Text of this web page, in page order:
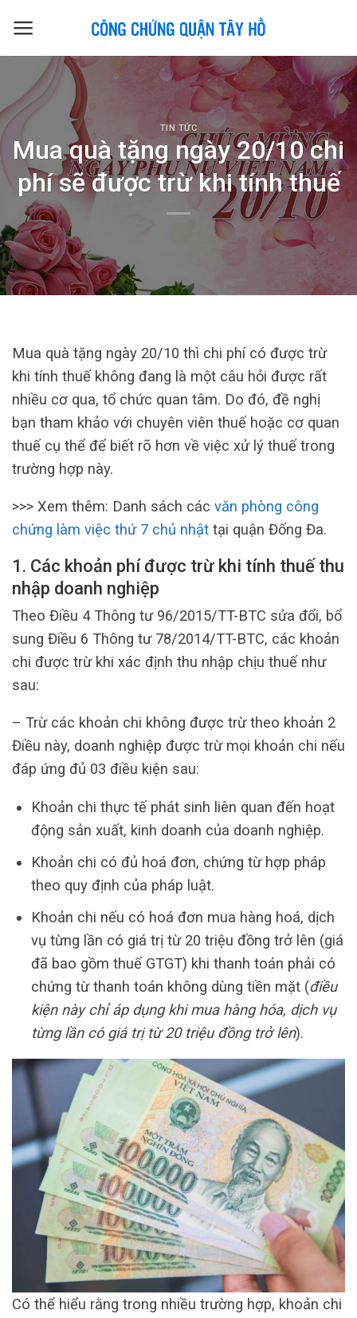
TIN TỨC
Mua quà tặng ngày 20/10 chi
phí sẽ được trừ khi tính thuế
Mua quà tặng ngày 20/10 thì chi phí có được trừ
khi tính thuế không đang là một câu hỏi được rất
nhiều cơ qua, tổ chức quan tâm. Do đó, đề nghị
bạn tham khảo với chuyên viên thuế hoặc cơ quan
thuế cụ thể để biết rõ hơn về việc xử lý thuế trong
trường hợp này.
>>> Xem thêm: Danh sách các văn phòng công
chứng làm việc thứ 7 chủ nhật tại quận Đống Đa.
1. Các khoản phí được trừ khi tính thuế thu
nhập doanh nghiệp
Theo Điều 4 Thông tư 96/2015/TT-BTC sửa đổi, bổ
sung Điều 6 Thông tư 78/2014/TT-BTC, các khoản
chi được trừ khi xác định thu nhập chịu thuế như
sau:
– Trừ các khoản chi không được trừ theo khoản 2
Điều này, doanh nghiệp được trừ mọi khoản chi nếu
đáp ứng đủ 03 điều kiện sau:
Khoản chi thực tế phát sinh liên quan đến hoạt
động sản xuất, kinh doanh của doanh nghiệp.
Khoản chi có đủ hoá đơn, chứng từ hợp pháp
theo quy định của pháp luật.
Khoản chi nếu có hoá đơn mua hàng hoá, dịch
vụ từng lần có giá trị từ 20 triệu đồng trở lên (giá
đã bao gồm thuế GTGT) khi thanh toán phải có
chứng từ thanh toán không dùng tiền mặt (điều
kiện này chỉ áp dụng khi mua hàng hóa, dịch vụ
từng lần có giá trị từ 20 triệu đồng trở lên).
Có thể hiểu rằng trong nhiều trường hợp, khoản chi